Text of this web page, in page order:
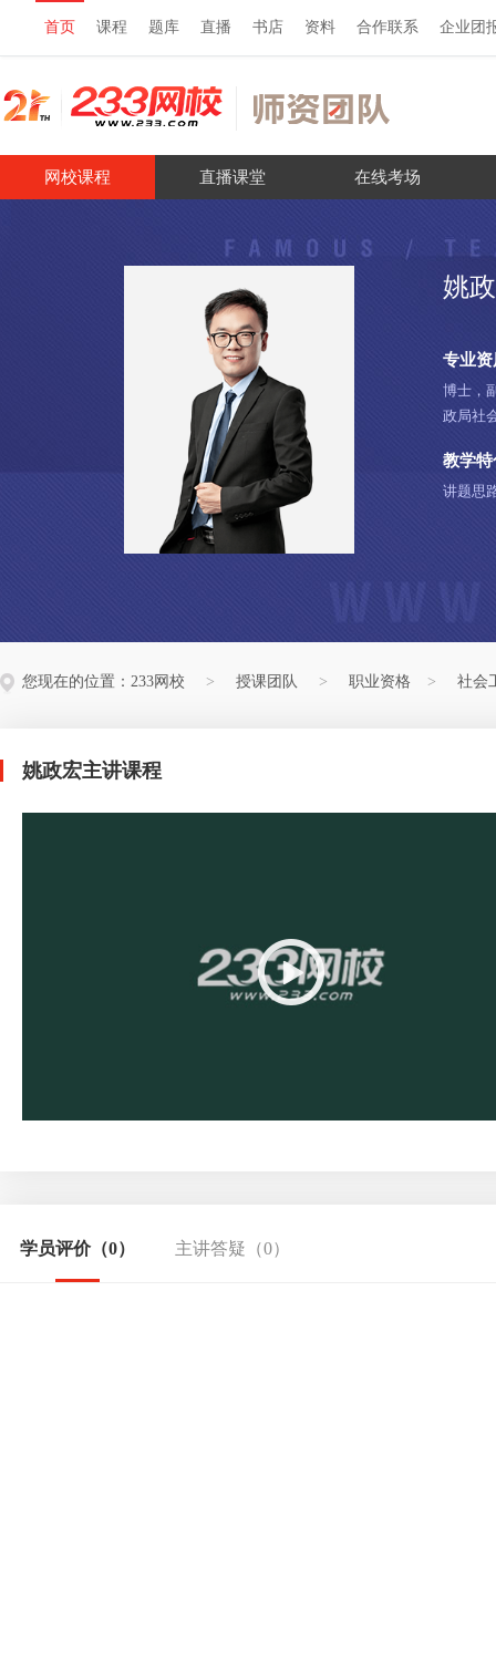
首页 课程 题库 直播 书店 资料 合作联系 企业团
网校课程 直播课堂 在线考场
姚
专业资
博士，
政局社
教学特
讲题思
您现在的位置： 233网校 > 授课团队 > 职业资格 > 社会
姚政宏主讲课程
学员评价（0） 主讲答疑 （0）